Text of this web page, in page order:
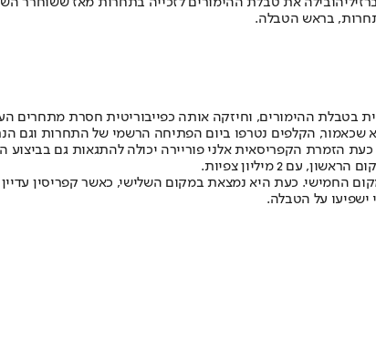
בראש הטבלה.
2 מיליון צפיות.
החמישי. כעת היא נמצאת במקום השלישי, כאשר קפריסין
ישפיעו על הטבלה.